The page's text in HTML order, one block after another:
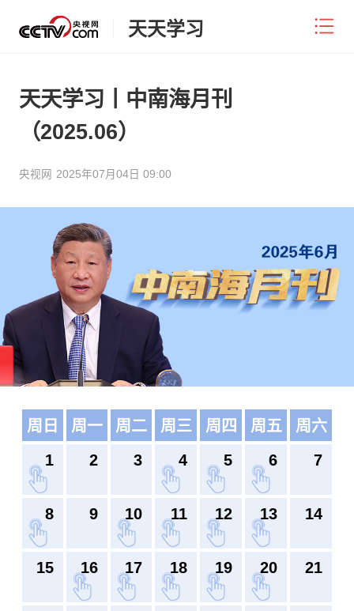
天天学习
天天学习丨中南海月刊
（2025.06）
央视网 2025年07月04日 09:00
周日 周一 周二 周三 周四 周五
周六
1
2 3 4 5 6 7
8 9 10 11 12 13 14
15 16 17 18 19 20 21